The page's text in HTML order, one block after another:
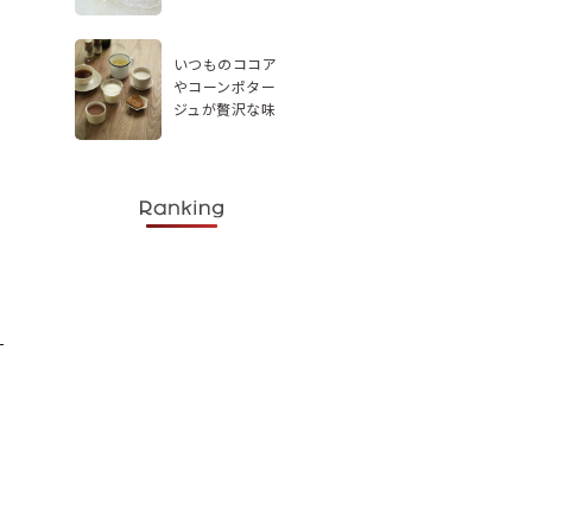
いつものココア
やコーンポター
ジュが贅沢な味